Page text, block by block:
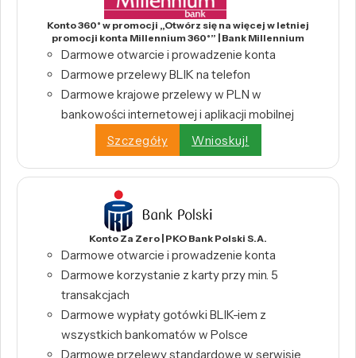
Konto 360° w promocji „Otwórz się na więcej w letniej
promocji konta Millennium 360°” | Bank Millennium
Darmowe otwarcie i prowadzenie konta
Darmowe przelewy BLIK na telefon
Darmowe krajowe przelewy w PLN w
bankowości internetowej i aplikacji mobilnej
Szczegóły
Wnioskuj!
Konto Za Zero | PKO Bank Polski S.A.
Darmowe otwarcie i prowadzenie konta
Darmowe korzystanie z karty przy min. 5
transakcjach
Darmowe wypłaty gotówki BLIK-iem z
wszystkich bankomatów w Polsce
Darmowe przelewy standardowe w serwisie